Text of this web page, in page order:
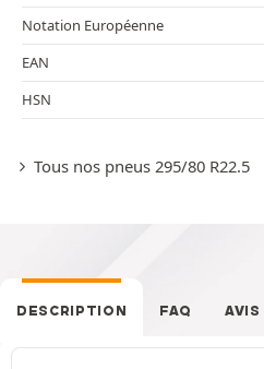
Notation Européenne
EAN
HSN
Tous nos pneus 295/80 R22.5
DESCRIPTION FAQ AVIS